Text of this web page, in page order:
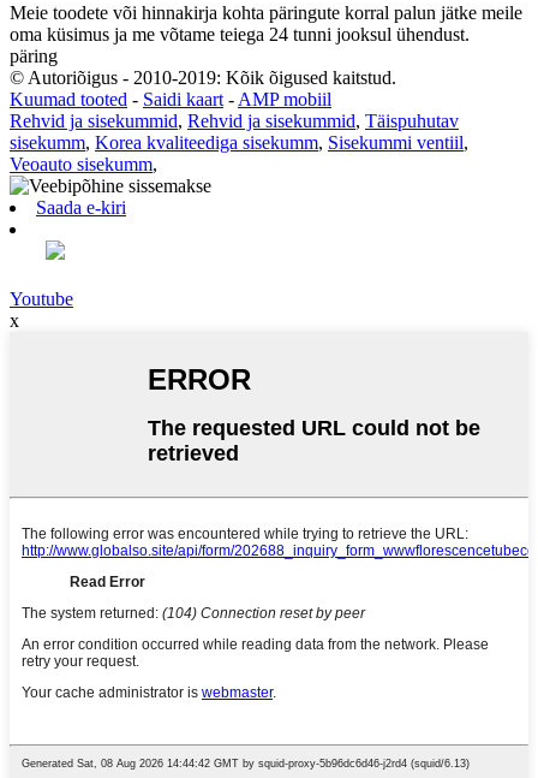
Meie toodete või hinnakirja kohta päringute korral palun jätke meile
oma küsimus ja me võtame teiega 24 tunni jooksul ühendust.
päring
© Autoriõigus - 2010-2019: Kõik õigused kaitstud.
Kuumad tooted - Saidi kaart - AMP mobiil
Rehvid ja sisekummid, Rehvid ja sisekummid, Täispuhutav
sisekumm, Korea kvaliteediga sisekumm, Sisekummi ventiil,
Veoauto sisekumm,
Saada e-kiri
Youtube
x